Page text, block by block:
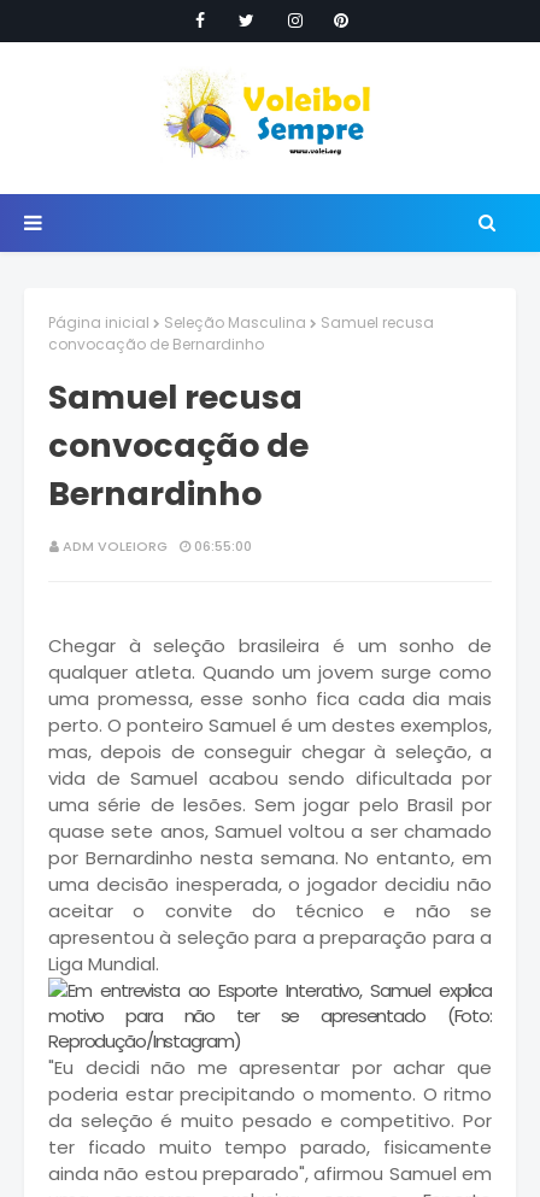
Página inicial Seleção Masculina
Samuel recusa
convocação de Bernardinho
Samuel recusa
convocação de
Bernardinho
ADM VOLEIORG 06:55:00
Chegar à seleção brasileira é um sonho de
qualquer atleta. Quando um jovem surge como
uma promessa, esse sonho fica cada dia mais
perto. O ponteiro Samuel é um destes exemplos,
mas, depois de conseguir chegar à seleção, a
vida de Samuel acabou sendo dificultada por
uma série de lesões. Sem jogar pelo Brasil por
quase sete anos, Samuel voltou a ser chamado
por Bernardinho nesta semana. No entanto, em
uma decisão inesperada, o jogador decidiu não
aceitar o convite do técnico e não se
apresentou à seleção para a preparação para a
Liga Mundial.
"Eu decidi não me apresentar por achar que
poderia estar precipitando o momento. O ritmo
da seleção é muito pesado e competitivo. Por
ter ficado muito tempo parado, fisicamente
ainda não estou preparado", afirmou Samuel em